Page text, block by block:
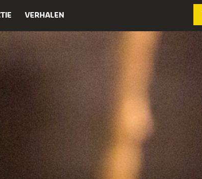
VERHALEN